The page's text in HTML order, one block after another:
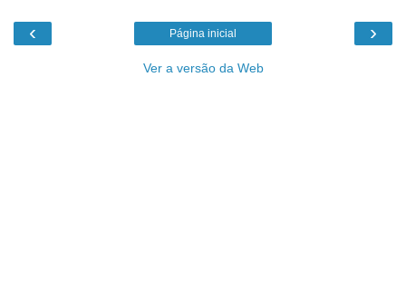
‹ ›
Página inicial
Ver a versão da Web